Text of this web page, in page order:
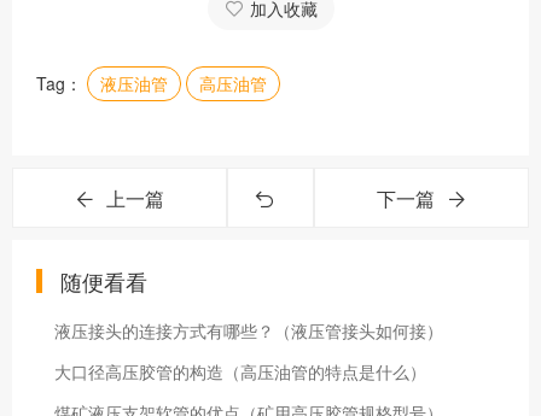
加入收藏
Tag： 液压油管 高压油管
上一篇 下一篇
随便看看
液压接头的连接方式有哪些？（液压管接头如何接）
大口径高压胶管的构造（高压油管的特点是什么）